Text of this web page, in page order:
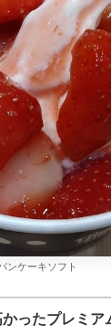
ンケーキソフト
ったプレミア